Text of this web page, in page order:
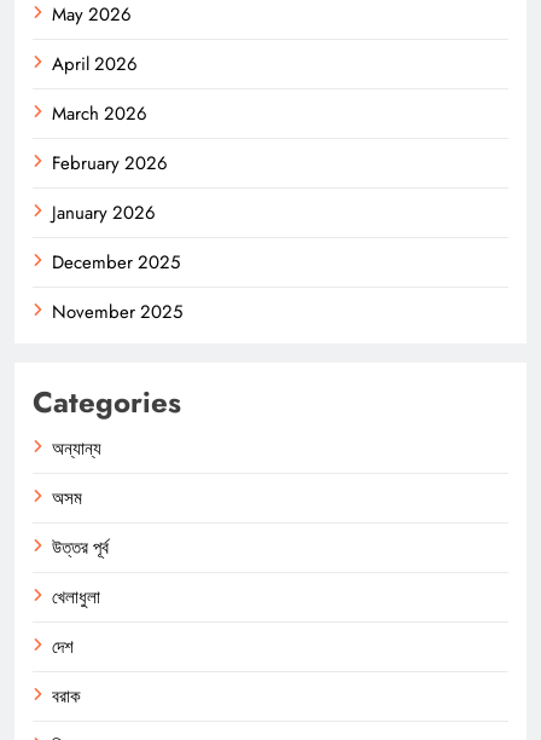
May 2026
April 2026
March 2026
February 2026
January 2026
December 2025
November 2025
Categories
অন্যান্য
অসম
উত্তর পূর্ব
খেলাধুলা
দেশ
বরাক